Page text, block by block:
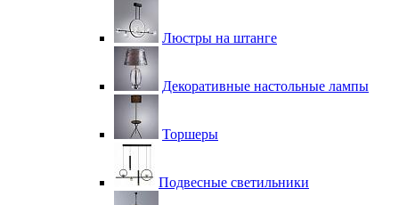
Люстры на штанге
Декоративные настольные лампы
Торшеры
Подвесные светильники